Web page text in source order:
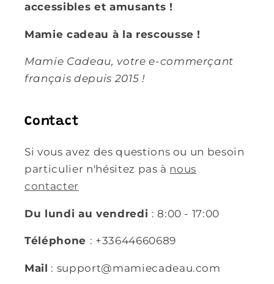
accessibles et amusants !
Mamie cadeau à la rescousse !
Mamie Cadeau, votre e-commerçant
français depuis 2015 !
Contact
Si vous avez des questions ou un besoin
particulier n'hésitez pas à nous
contacter
Du lundi au vendredi : 8:00 - 17:00
Téléphone : +33644660689
Mail : support@mamiecadeau.com